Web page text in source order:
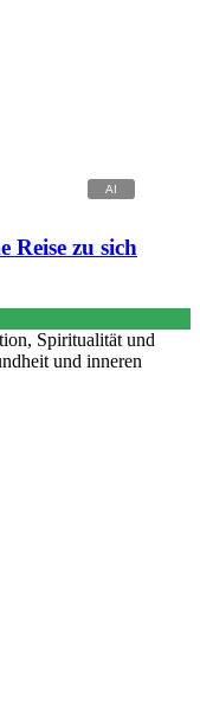
zu sich
Spiritualität und
und inneren